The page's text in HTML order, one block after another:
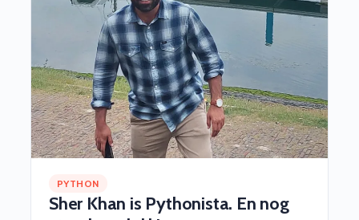
PYTHON
Sher Khan is Pythonista. En nog